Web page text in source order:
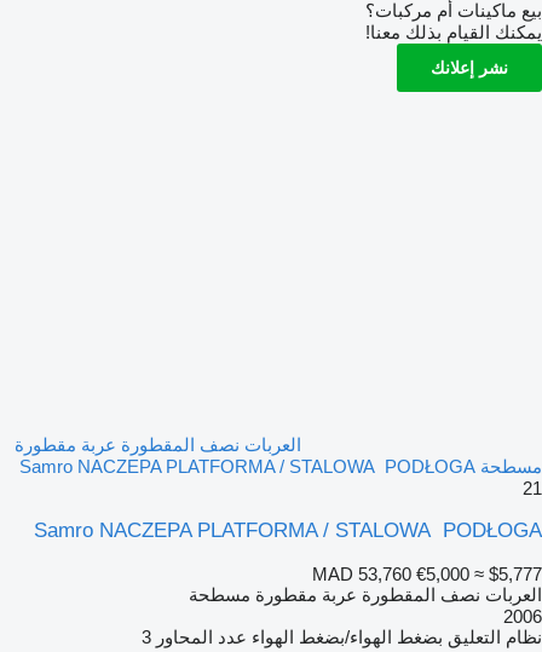
بيع ماكينات أم مركبات؟
يمكنك القيام بذلك معنا!
نشر إعلانك
العربات نصف المقطورة عربة مقطورة
مسطحة Samro NACZEPA PLATFORMA / STALOWA PODŁOGA
21
Samro NACZEPA PLATFORMA / STALOWA PODŁOGA
MAD 53,760 €5,000 ≈ $5,777
العربات نصف المقطورة عربة مقطورة مسطحة
2006
نظام التعليق بضغط الهواء/بضغط الهواء عدد المحاور 3